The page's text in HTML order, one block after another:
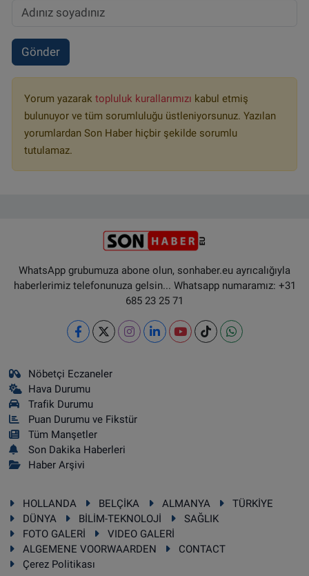
Gönder
Yorum yazarak topluluk kurallarımızı kabul etmiş
bulunuyor ve tüm sorumluluğu üstleniyorsunuz. Yazılan
yorumlardan Son Haber hiçbir şekilde sorumlu
tutulamaz.
WhatsApp grubumuza abone olun, sonhaber.eu ayrıcalığıyla
haberlerimiz telefonunuza gelsin... Whatsapp numaramız: +31
685 23 25 71
Nöbetçi Eczaneler
Hava Durumu
Trafik Durumu
Puan Durumu ve Fikstür
Tüm Manşetler
Son Dakika Haberleri
Haber Arşivi
HOLLANDA BELÇİKA ALMANYA
TÜRKİYE
DÜNYA
BİLİM-TEKNOLOJİ
SAĞLIK
FOTO GALERİ
VIDEO GALERİ
ALGEMENE VOORWAARDEN
CONTACT
Çerez Politikası